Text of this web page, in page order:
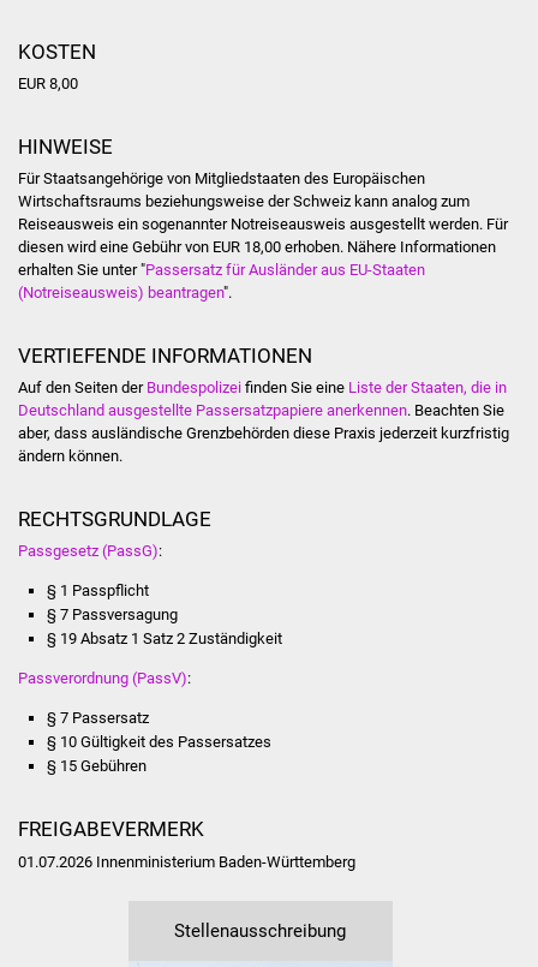
Pflege von Angehörigen
Hitzewarnung / UV-
Index
Bürgerbus (MOBS)
Abfall und Entsorgung
Zehntscheuer
KOSTEN
EUR 8,00
HINWEISE
Für Staatsangehörige von Mitgliedstaaten des Europäischen
Wirtschaftsraums beziehungsweise der Schweiz kann analog zum
Reiseausweis ein sogenannter Notreiseausweis ausgestellt werden. Für
diesen wird eine Gebühr von EUR 18,00 erhoben. Nähere Informationen
erhalten Sie unter "Passersatz für Ausländer aus EU-Staaten
(Notreiseausweis) beantragen".
VERTIEFENDE INFORMATIONEN
Auf den Seiten der Bundespolizeifinden Sie eine Liste der Staaten, die in
Deutschland ausgestellte Passersatzpapiere anerkennen. Beachten Sie
aber, dass ausländische Grenzbehörden diese Praxis jederzeit kurzfristig
ändern können.
RECHTSGRUNDLAGE
Passgesetz (PassG):
§ 1 Passpflicht
§ 7 Passversagung
§ 19 Absatz 1 Satz 2 Zuständigkeit
Passverordnung (PassV):
§ 7 Passersatz
§ 10 Gültigkeit des Passersatzes
§ 15 Gebühren
FREIGABEVERMERK
01.07.2026 Innenministerium Baden-Württemberg
Stellenausschreibung